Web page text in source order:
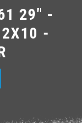
29" -
-